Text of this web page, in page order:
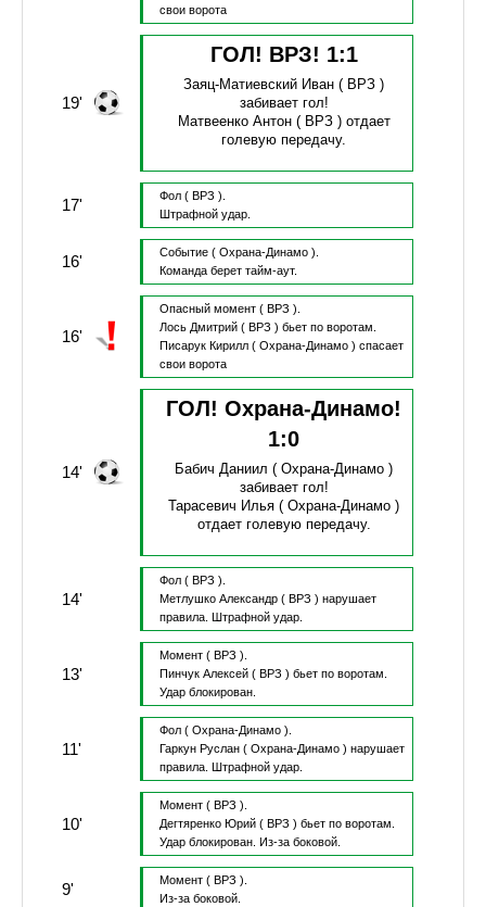
свои ворота
19'
ГОЛ! ВРЗ! 1:1
Заяц-Матиевский Иван ( ВРЗ )
забивает гол!
Матвеенко Антон( ВРЗ ) отдает
голевую передачу.
17' Фол ( ВРЗ ).
Штрафной удар.
16' Событие ( Охрана-Динамо ).
Команда берет тайм-аут.
16'
Опасный момент ( ВРЗ ).
Лось Дмитрий( ВРЗ ) бьет по воротам.
Писарук Кирилл( Охрана-Динамо ) спасает
свои ворота
14'
ГОЛ! Охрана-Динамо!
1:0
Бабич Даниил ( Охрана-Динамо )
забивает гол!
Тарасевич Илья ( Охрана-Динамо )
отдает голевую передачу.
14'
Фол ( ВРЗ ).
Метлушко Александр( ВРЗ ) нарушает
правила.
Штрафной удар.
13'
Момент ( ВРЗ ).
Пинчук Алексей( ВРЗ ) бьет по воротам.
Удар блокирован.
11'
Фол ( Охрана-Динамо ).
Гаркун Руслан( Охрана-Динамо ) нарушает
правила.
Штрафной удар.
10'
Момент ( ВРЗ ).
Дегтяренко Юрий( ВРЗ ) бьет по воротам.
Удар блокирован.
Из-за боковой.
9' Момент ( ВРЗ ).
Из-за боковой.